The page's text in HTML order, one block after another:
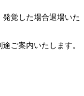
覚した場合退場いた
ご案内いたします。